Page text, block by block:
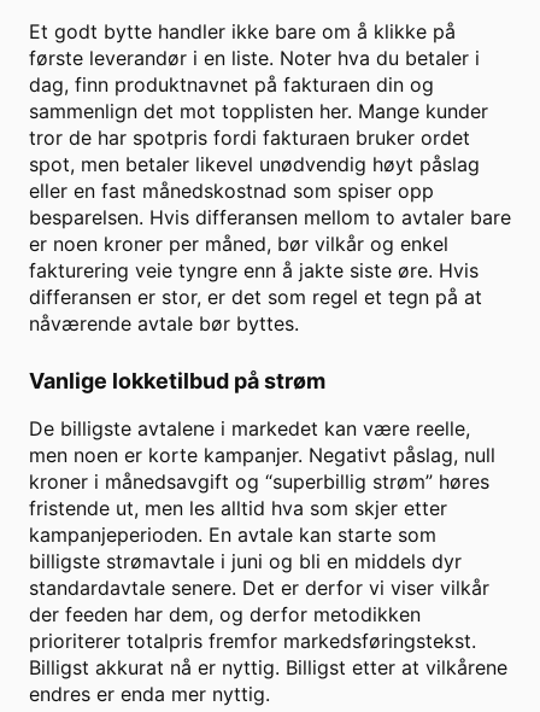
Et godt bytte handler ikke bare om å klikke på
første leverandør i en liste. Noter hva du betaler i
dag, finn produktnavnet på fakturaen din og
sammenlign det mot topplisten her. Mange kunder
tror de har spotpris fordi fakturaen bruker ordet
spot, men betaler likevel unødvendig høyt påslag
eller en fast månedskostnad som spiser opp
besparelsen. Hvis differansen mellom to avtaler bare
er noen kroner per måned, bør vilkår og enkel
fakturering veie tyngre enn å jakte siste øre. Hvis
differansen er stor, er det som regel et tegn på at
nåværende avtale bør byttes.
Vanlige lokketilbud på strøm
De billigste avtalene i markedet kan være reelle,
men noen er korte kampanjer. Negativt påslag, null
kroner i månedsavgift og “superbillig strøm” høres
fristende ut, men les alltid hva som skjer etter
kampanjeperioden. En avtale kan starte som
billigste strømavtale i juni og bli en middels dyr
standardavtale senere. Det er derfor vi viser vilkår
der feeden har dem, og derfor metodikken
prioriterer totalpris fremfor markedsføringstekst.
Billigst akkurat nå er nyttig. Billigst etter at vilkårene
endres er enda mer nyttig.